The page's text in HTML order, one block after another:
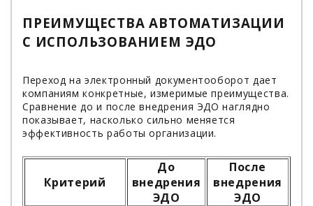
ПРЕИМУЩЕСТВА АВТОМАТИЗАЦИИ
С ИСПОЛЬЗОВАНИЕМ ЭДО
Переход на электронный документооборот дает
компаниям конкретные, измеримые преимущества.
Сравнение до и после внедрения ЭДО наглядно
показывает, насколько сильно меняется
эффективность работы организации.
Критерий
До
внедрения
ЭДО
После
внедрения
ЭДО